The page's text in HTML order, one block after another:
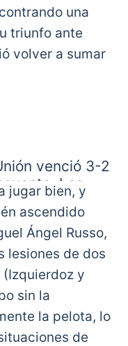
una
triunfo ante
volver a sumar
venció 3-2
Los
Manuel
equipo de
March 2,
jugar bien, y
ascendido
Ángel Russo,
lesiones de dos
y
sin la
la pelota, lo
de